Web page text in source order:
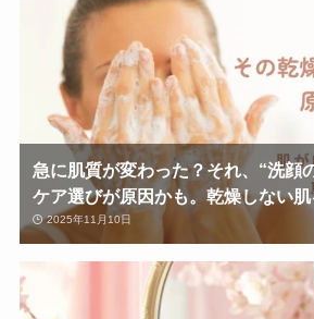
急に肌質が変わった？それ、“洗顔
ケア選びが原因かも。乾燥しない
2025年11月10日